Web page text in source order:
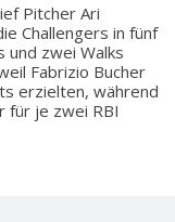
Pitcher Ari
Challengers in fünf
und zwei Walks
Fabrizio Bucher
erzielten, während
für je zwei RBI